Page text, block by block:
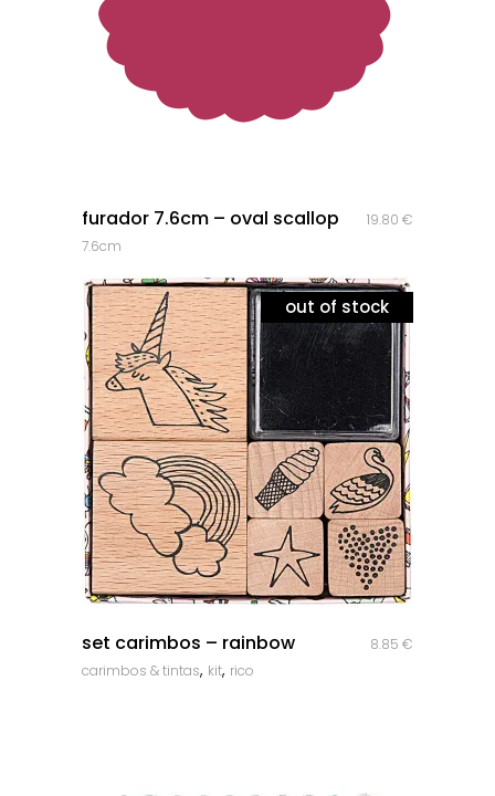
furador 7.6cm – oval scallop 19.80 €
7.6cm
out of stock
set carimbos – rainbow 8.85 €
carimbos & tintas, kit, rico